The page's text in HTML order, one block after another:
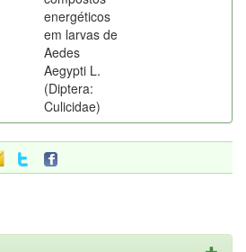
energéticos
em larvas de
Aedes
Aegypti L.
(Diptera:
Culicidae)